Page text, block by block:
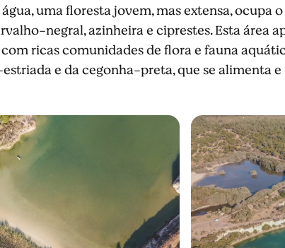
uma floresta jovem, mas extensa, ocupa
negral, azinheira e ciprestes. Esta área
ricas comunidades de flora e fauna
e da cegonha-preta, que se alimenta